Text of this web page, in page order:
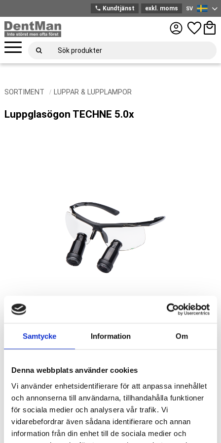
Samtycke Information Om
Denna webbplats använder cookies
Vi använder enhetsidentifierare för att anpassa innehållet
och annonserna till användarna, tillhandahålla funktioner
för sociala medier och analysera vår trafik. Vi
vidarebefordrar även sådana identifierare och annan
information från din enhet till de sociala medier och
Meny
phone Kundtjänst exkl. moms
Svenska
SV
Favoriter
SORTIMENT LUPPAR & LUPPLAMPOR
Luppglasögon TECHNE 5.0x
29 950KR
Antal